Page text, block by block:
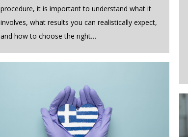
procedure, it is important to understand what it
involves, what results you can realistically expect,
and how to choose the right…